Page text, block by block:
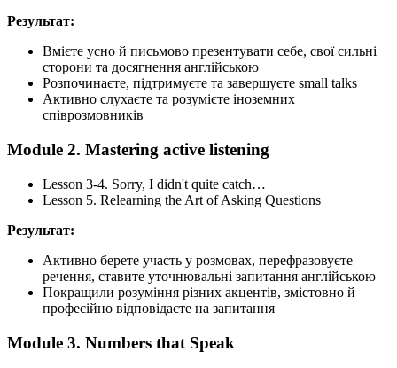
Результат:
Вмієте усно й письмово презентувати себе, свої сильні
сторони та досягнення англійською
Розпочинаєте, підтримуєте та завершуєте small talks
Активно слухаєте та розумієте іноземних
співрозмовників
Module 2. Mastering active listening
Lesson 3-4. Sorry, I didn't quite catch…
Lesson 5. Relearning the Art of Asking Questions
Результат:
Активно берете участь у розмовах, перефразовуєте
речення, ставите уточнювальні запитання англійською
Покращили розуміння різних акцентів, змістовно й
професійно відповідаєте на запитання
Module 3. Numbers that Speak